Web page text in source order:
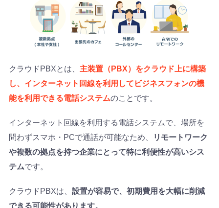
クラウドPBXとは、 主装置（PBX）をクラウド上に構築
し、インターネット回線を利用してビジネスフォンの機
能を利用できる電話システムのことです。
インターネット回線を利用する電話システムで、場所を
問わずスマホ・PCで通話が可能なため、
リモートワーク
や複数の拠点を持つ企業にとって特に利便性が高いシス
テムです。
クラウドPBXは、 設置が容易で、初期費用を大幅に削減
できる可能性があります。